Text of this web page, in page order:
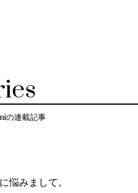
の連載記事
悩みまして。